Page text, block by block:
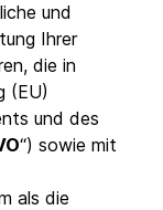
und
Ihrer
die in
(EU)
und des
“) sowie mit
als die